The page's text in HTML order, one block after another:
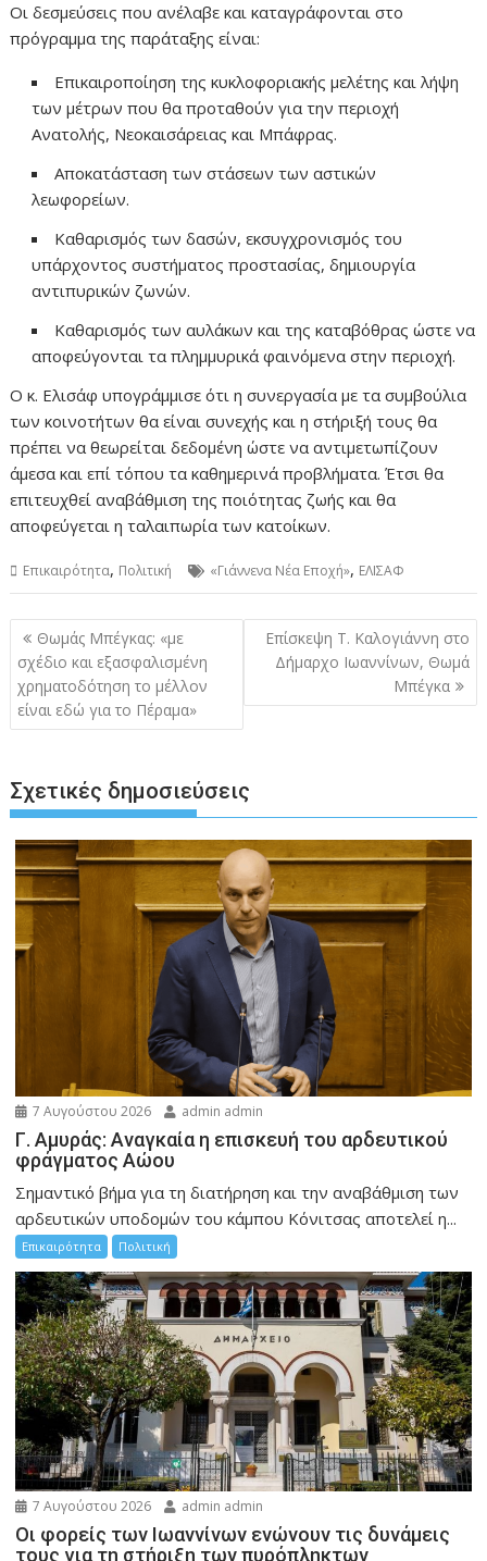
Οι δεσμεύσεις που ανέλαβε και καταγράφονται στο
πρόγραμμα της παράταξης είναι:
Επικαιροποίηση της κυκλοφοριακής μελέτης και λήψη
των μέτρων που θα προταθούν για την περιοχή
Ανατολής, Νεοκαισάρειας και Μπάφρας.
Αποκατάσταση των στάσεων των αστικών
λεωφορείων.
Καθαρισμός των δασών, εκσυγχρονισμός του
υπάρχοντος συστήματος προστασίας, δημιουργία
αντιπυρικών ζωνών.
Καθαρισμός των αυλάκων και της καταβόθρας ώστε να
αποφεύγονται τα πλημμυρικά φαινόμενα στην περιοχή.
Ο κ. Ελισάφ υπογράμμισε ότι η συνεργασία με τα συμβούλια
των κοινοτήτων θα είναι συνεχής και η στήριξή τους θα
πρέπει να θεωρείται δεδομένη ώστε να αντιμετωπίζουν
άμεσα και επί τόπου τα καθημερινά προβλήματα. Έτσι θα
επιτευχθεί αναβάθμιση της ποιότητας ζωής και θα
αποφεύγεται η ταλαιπωρία των κατοίκων.
Επικαιρότητα, Πολιτική «Γιάννενα Νέα Εποχή», ΕΛΙΣΑΦ
Πλοήγηση
άρθρων
Θωμάς Μπέγκας: «με
σχέδιο και εξασφαλισμένη
χρηματοδότηση το μέλλον
είναι εδώ για το Πέραμα»
Επίσκεψη Τ. Καλογιάννη στο
Δήμαρχο Ιωαννίνων, Θωμά
Μπέγκα
Σχετικές δημοσιεύσεις
7 Αυγούστου 2026 admin admin
Γ. Αμυράς: Αναγκαία η επισκευή του αρδευτικού
φράγματος Αώου
Σημαντικό βήμα για τη διατήρηση και την αναβάθμιση των
αρδευτικών υποδομών του κάμπου Κόνιτσας αποτελεί η...
Επικαιρότητα Πολιτική
7 Αυγούστου 2026 admin admin
Οι φορείς των Ιωαννίνων ενώνουν τις δυνάμεις
τους για τη στήριξη των πυρόπληκτων